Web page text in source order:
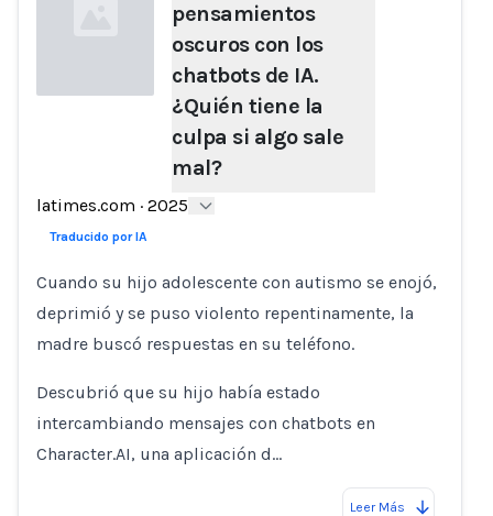
pensamientos
oscuros con los
chatbots de IA.
¿Quién tiene la
culpa si algo sale
mal?
latimes.com · 2025
Traducido por IA
Cuando su hijo adolescente con autismo se enojó,
deprimió y se puso violento repentinamente, la
madre buscó respuestas en su teléfono.
Descubrió que su hijo había estado
intercambiando mensajes con chatbots en
Character.AI, una aplicación d…
Leer Más